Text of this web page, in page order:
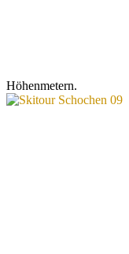
Höhenmetern.